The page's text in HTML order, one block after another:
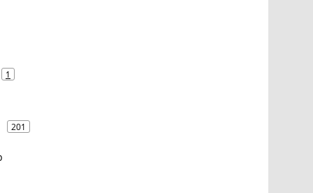
1
201